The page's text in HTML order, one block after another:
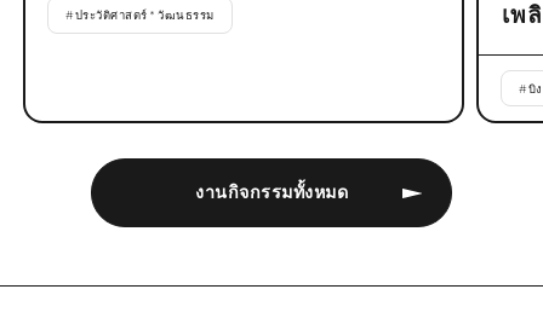
งานกิจกรรมทั้งหมด
#ประวัติศาสตร์ * วัฒนธรรม
เพ
#บิ